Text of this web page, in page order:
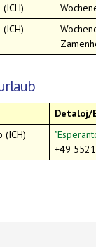
Detaloj/
(ICH)
+49